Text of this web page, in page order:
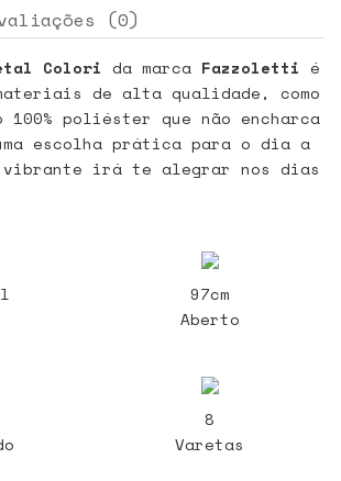
(0)
Colori da marca Fazzoletti é
de alta qualidade, como
poliéster que não encharca
escolha prática para o dia a
irá te alegrar nos dias
97cm
Aberto
8
Varetas